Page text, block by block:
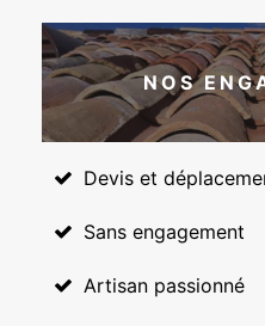
NOS
Devis et
Sans engagement
Artisan passionné